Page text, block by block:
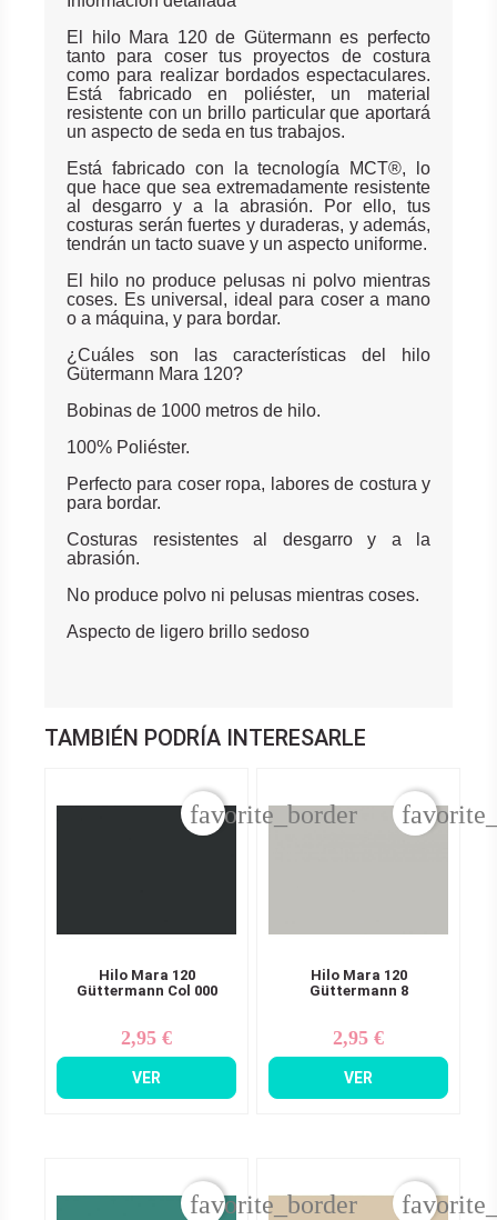
El hilo Mara 120 de Gütermann es perfecto
tanto para coser tus proyectos de costura
como para realizar bordados espectaculares.
Está fabricado en poliéster, un material
resistente con un brillo particular que aportará
un aspecto de seda en tus trabajos.
Está fabricado con la tecnología MCT®, lo
que hace que sea extremadamente resistente
al desgarro y a la abrasión. Por ello, tus
costuras serán fuertes y duraderas, y además,
tendrán un tacto suave y un aspecto uniforme.
El hilo no produce pelusas ni polvo mientras
coses. Es universal, ideal para coser a mano
o a máquina, y para bordar.
¿Cuáles son las características del hilo
Gütermann Mara 120?
Bobinas de 1000 metros de hilo.
100% Poliéster.
Perfecto para coser ropa, labores de costura y
para bordar.
Costuras resistentes al desgarro y a la
abrasión.
No produce polvo ni pelusas mientras coses.
Aspecto de ligero brillo sedoso
TAMBIÉN PODRÍA INTERESARLE
Hilo Mara 120
Güttermann Col 000
Precio
2,95 €
VER
favorite_border
Hilo Mara 120
Güttermann 8
Precio
2,95 €
VER
favorite_border